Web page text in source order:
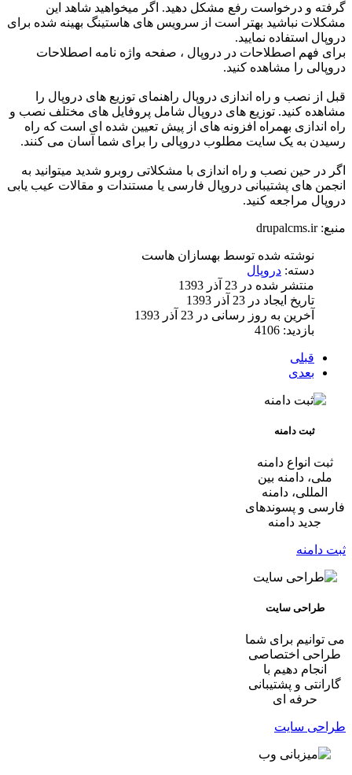
گرفته و درخواست رفع مشکل دهید. اگر میخواهید شاهد این
مشکلات نباشید بهتر است از سرویس های هاستینگ بهینه شده برای
دروپال استفاده نمایید.
برای فهم اصطلاحات در دروپال ، صفحه واژه نامه اصطلاحات
دروپالی را مشاهده کنید.
قبل از نصب و راه اندازی دروپال راهنمای توزیع های دروپال را
مشاهده کنید. توزیع های دروپال شامل پروفایل های مختلف نصب و
راه اندازی بهمراه افزونه های از پیش تعیین شده ای است که راه
رسیدن به یک سایت مطلوب دروپالی را برای شما آسان می کنند.
اگر در حین نصب و راه اندازی با مشکلاتی روبرو شدید میتوانید به
انجمن های پشتیبانی دروپال فارسی یا مستندات و مقالات عیب یابی
دروپال مراجعه کنید.
منبع: drupalcms.ir
نوشته شده توسط بهسازان هاست
دسته: دروپال
منتشر شده در 23 آذر 1393
تاریخ ایجاد در 23 آذر 1393
آخرین به روز رسانی در 23 آذر 1393
بازدید: 4106
قبلی
بعدی
ثبت دامنه
ثبت انواع دامنه
ملی، دامنه بین
المللی، دامنه
فارسی و پسوندهای
جدید دامنه
ثبت دامنه
طراحی سایت
می توانیم برای شما
طراحی اختصاصی
انجام دهیم با
گارانتی و پشتیبانی
حرفه ای
طراحی سایت